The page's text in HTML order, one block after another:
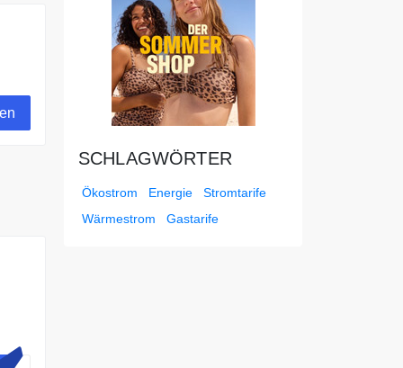
SCHLAGWÖRTER
Ökostrom Energie
Stromtarife
Wärmestrom
Gastarife